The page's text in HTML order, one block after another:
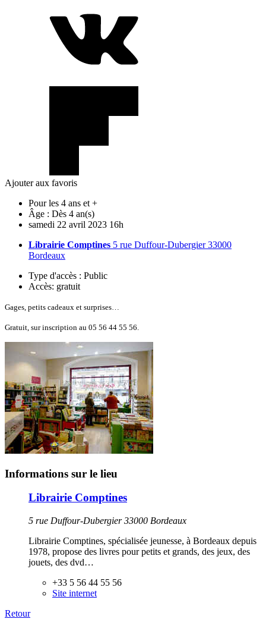
Ajouter aux favoris
Pour les 4 ans et +
Âge : Dès 4 an(s)
samedi 22 avril 2023 16h
Librairie Comptines 5 rue Duffour-Dubergier 33000
Bordeaux
Type d'accès : Public
Accès: gratuit
Gages, petits cadeaux et surprises…
Gratuit, sur inscription au 05 56 44 55 56.
Informations sur le lieu
Librairie Comptines
5 rue Duffour-Dubergier 33000 Bordeaux
Librairie Comptines, spécialisée jeunesse, à Bordeaux depuis
1978, propose des livres pour petits et grands, des jeux, des
jouets, des dvd…
+33 5 56 44 55 56
Site internet
Retour